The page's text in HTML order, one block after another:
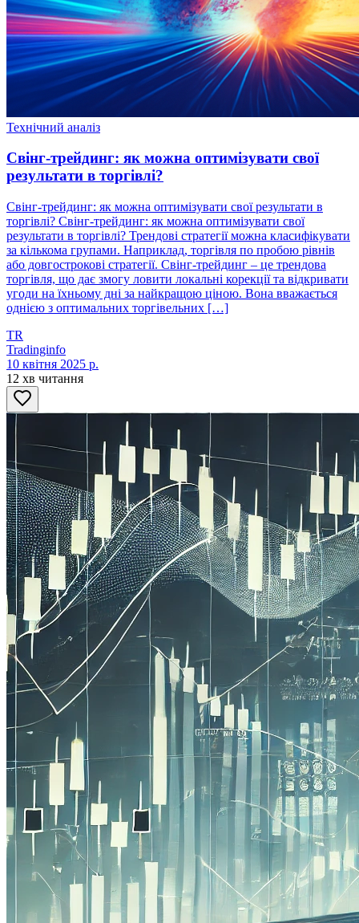
Технічний аналіз
Свінг-трейдинг: як можна оптимізувати свої
результати в торгівлі?
Свінг-трейдинг: як можна оптимізувати свої результати в
торгівлі? Свінг-трейдинг: як можна оптимізувати свої
результати в торгівлі? Трендові стратегії можна класифікувати
за кількома групами. Наприклад, торгівля по пробою рівнів
або довгострокові стратегії. Свінг-трейдинг – це трендова
торгівля, що дає змогу ловити локальні корекції та відкривати
угоди на їхньому дні за найкращою ціною. Вона вважається
однією з оптимальних торгівельних […]
TR
Tradinginfo
10 квітня 2025 р.
12 хв читання